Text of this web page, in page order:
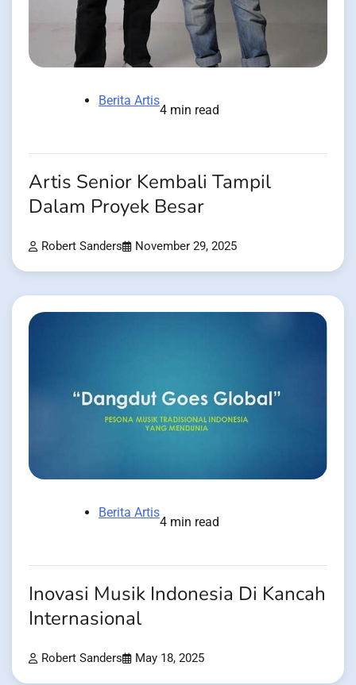
Berita Artis
4 min read
Artis Senior Kembali Tampil
Dalam Proyek Besar
Robert Sanders November 29, 2025
Berita Artis
4 min read
Inovasi Musik Indonesia Di Kancah
Internasional
Robert Sanders May 18, 2025